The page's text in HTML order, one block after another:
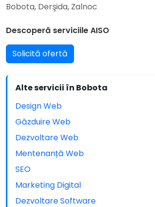
Bobota, Derşida, Zalnoc
Descoperă serviciile AISO
Solicită ofertă
Alte servicii în Bobota
Design Web
Găzduire Web
Dezvoltare Web
Mentenanță Web
SEO
Marketing Digital
Dezvoltare Software